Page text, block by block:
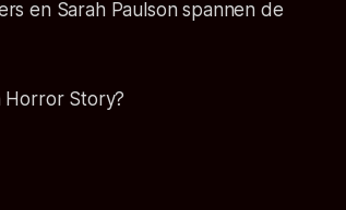
en Sarah Paulson spannen de
Horror Story?